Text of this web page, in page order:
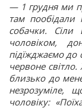
— 1 грудня ми
там пообідали
собачки.
чоловіком,
підїжджаємо до
червоне
близько до
незрозуміле,
чоловіку: